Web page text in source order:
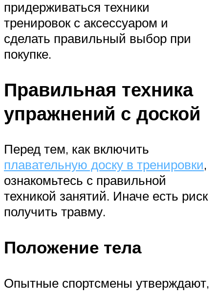
придерживаться техники
тренировок с аксессуаром и
сделать правильный выбор при
покупке.
Правильная техника
упражнений с доской
Перед тем, как включить
плавательную доску в тренировки,
ознакомьтесь с правильной
техникой занятий. Иначе есть риск
получить травму.
Положение тела
Опытные спортсмены утверждают,